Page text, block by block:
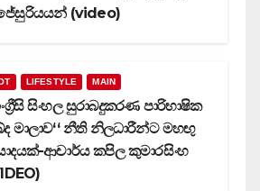
(video)
LIFESTYLE MAIN
සිංහල සුරාබදුකරණ පාරිභාෂික
මාලාව‘‘ නීති නිලධාරීන්ට මහඟු
ආචාර්ය කපිල කුමාරසිංහ